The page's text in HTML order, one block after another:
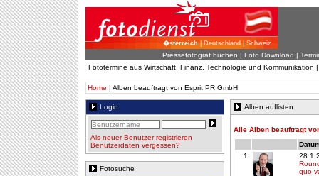
�sterreich| Deutschland | Schweiz
Pressefotograf buchen | Foto Download |
Fototermine aus Wirtschaft, Finanz, Technologie und Kommunikation
Home | Alben beauftragt von Esprit PR GmbH
Login
Als neuer Benutzer registrieren
Benutzerdaten vergessen?
Fotosuche
Alben auflisten
Alle Alben beauftragt
1.
quo